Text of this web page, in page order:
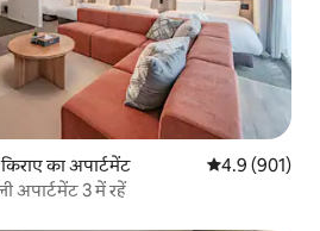
का अपार्टमेंट औसत रेटिंग 5 में
4.9 (901)
अपार्टमेंट 3 में रहें